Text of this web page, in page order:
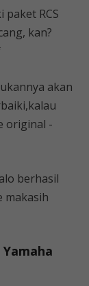
paket RCS
kan?
akan
original -
berhasil
makasih